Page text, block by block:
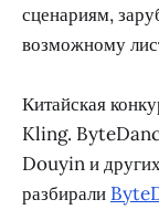
сценариям,
возможному
Китайская
Kling.
Douyin и
разбирали